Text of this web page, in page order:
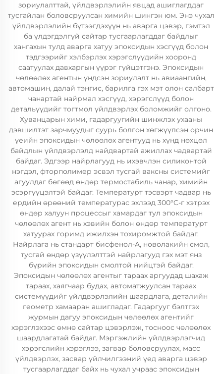
зориулалттай, үйлдвэрлэлийн явцад ашиглагддаг
тусгайлан боловсруулсан химийн шингэн юм. Энэ чухал
үйлдвэрлэлийн бүтээгдэхүүн нь аварга цэвэр, гэмтэл
ба үлдэгдэлгүй сайтар тусгаарлагддаг байдлыг
хангахын тулд аварга хатуу эпоксидын хэсгүүд болон
тэдгээрийг хэлбэрлэх хэрэгслүүдийн хооронд
саатуулах давхаргын үүрэг гүйцэтгэнэ. Эпоксидын
чөлөөлөх агентын үндсэн зориулалт нь авиаангийн,
автомашин, далай тэнгис, барилга гэх мэт олон салбарт
чанартай найрмал хэсгүүд, хэрэгслүүд болон
детальүүдийг тогтмол үйлдвэрлэх боломжийг олгоно.
Хуванцарын хими, гадаргуугийн шинжлэх ухааны
дэвшилтэт зарчмуудыг суурь болгон хөгжүүлсэн орчин
үеийн эпоксидын чөлөөлөх агентууд нь хүнд нөхцөл
байдлын үйлдвэрлэлд найдвартай ажиллах чадвартай
байдаг. Эдгээр найрлагууд нь ихэвчлэн силиконтой
нэгдэл, фторполимер эсвэл тусгай ваксны системийг
агуулдаг бөгөөд өндөр термостабиль чанар, химийн
эсэргүүцэлтэй байдаг. Температурт тэсвэрт чадвар нь
ердийн өрөөний температурас эхлээд 300°C-г хэтрэх
өндөр халуун процессыг хамардаг тул эпоксидын
чөлөөлөх агент нь хэвийн болон өндөр температурт
хатуурах горимд ижилхэн тохиромжтой байдаг.
Найрлага нь стандарт бисфенол-A, новолакийн смол,
тусгай өндөр үзүүлэлттэй найрлагууд гэх мэт янз
бүрийн эпоксидын смолтой нийцтэй байдаг.
Эпоксидын чөлөөлөх агентыг тараах аргуудад шахаж
тараах, хаягчаар будах, автоматжуулсан тараах
системүүдийг үйлдвэрлэлийн шаардлага, деталийн
геометр хамааран ашигладаг. Гадаргууг бэлтгэх
журмын дагуу эпоксидын чөлөөлөх агентийг
хэрэглэхээс өмнө сайтар цэвэрлэж, тосноос чөлөөлөх
шаардлагатай байдаг. Мэргэжлийн үйлдвэрлэгчид
хэрэгслийн хэрэглээ, загвар боловсруулах, масс
үйлдвэрлэх, засвар үйлчилгээний үед аварга цэвэр
тусгаарлагддаг байх нь чухал учраас эпоксидын